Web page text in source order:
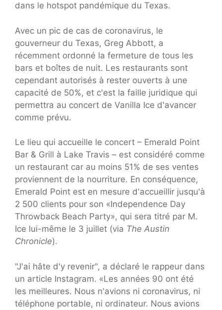
dans le hotspot pandémique du Texas.
Avec un pic de cas de coronavirus, le
gouverneur du Texas, Greg Abbott, a
récemment ordonné la fermeture de tous les
bars et boîtes de nuit. Les restaurants sont
cependant autorisés à rester ouverts à une
capacité de 50%, et c'est la faille juridique qui
permettra au concert de Vanilla Ice d'avancer
comme prévu.
Le lieu qui accueille le concert – Emerald Point
Bar & Grill à Lake Travis – est considéré comme
un restaurant car au moins 51% de ses ventes
proviennent de la nourriture. En conséquence,
Emerald Point est en mesure d'accueillir jusqu'à
2 500 clients pour son «Independence Day
Throwback Beach Party», qui sera titré par M.
Ice lui-même le 3 juillet (via The Austin
Chronicle).
"J'ai hâte d'y revenir", a déclaré le rappeur dans
un article Instagram. «Les années 90 ont été
les meilleures. Nous n'avions ni coronavirus, ni
téléphone portable, ni ordinateur. Nous avions